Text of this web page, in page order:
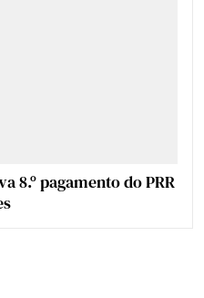
8.º pagamento do PRR